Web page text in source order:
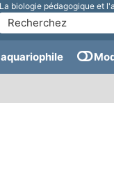
La biologie pédagogique et